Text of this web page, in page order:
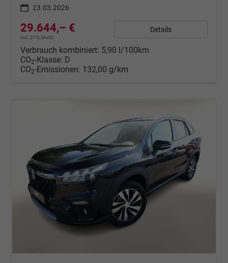
23.03.2026
29.644,– €
incl. 21% MwSt.
Details
Verbrauch kombiniert: 5,90 l/100km
CO2-Klasse: D
CO2-Emissionen: 132,00 g/km